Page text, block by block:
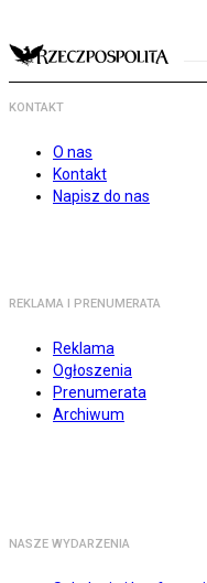
KONTAKT
O nas
Kontakt
Napisz do nas
REKLAMA I PRENUMERATA
Reklama
Ogłoszenia
Prenumerata
Archiwum
NASZE WYDARZENIA